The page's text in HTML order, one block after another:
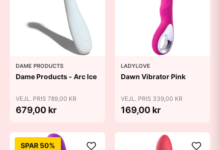
DAME PRODUCTS
Dame Products - Arc Ice
VEJL. PRIS 789,00 KR
679,00 kr
LADYLOVE
Dawn Vibrator Pink
VEJL. PRIS 339,00 KR
169,00 kr
SPAR 50%